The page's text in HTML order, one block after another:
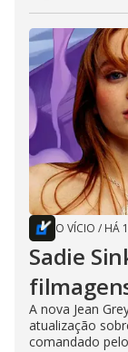
O VÍCIO / HÁ
Sadie
A nova Jean
atualização
comandado